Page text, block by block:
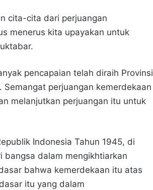
cita-cita dari perjuangan
menerus kita upayakan untuk
pencapaian telah diraih Provinsi
perjuangan kemerdekaan
melanjutkan perjuangan itu untuk
Indonesia Tahun 1945, di
bangsa dalam mengikhtiarkan
bahwa kemerdekaan itu atas
itu yang dalam